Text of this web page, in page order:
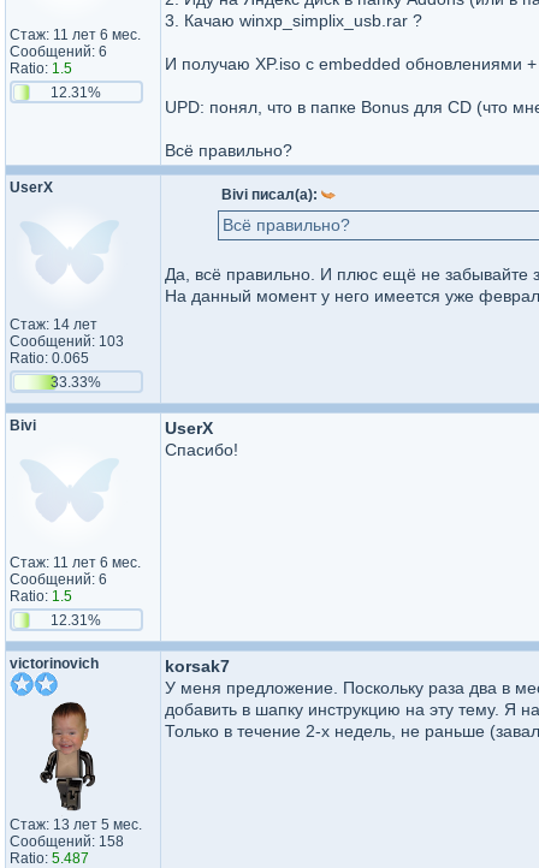
Стаж: 11 лет 6 мес.
Сообщений: 6
Ratio: 1.5
12.31%
3. Качаю winxp_simplix_usb.rar ?
И получаю XP.iso с embedded обновлениями
UPD: понял, что в папке Bonus для CD (что
Всё правильно?
UserX
Стаж: 14 лет
Сообщений: 103
Ratio: 0.065
33.33%
Bivi писал(а):
Всё правильно?
Да, всё правильно. И плюс ещё не забывайте
На данный момент у него имеется уже
Bivi
Стаж: 11 лет 6 мес.
Сообщений: 6
Ratio: 1.5
12.31%
UserX
Спасибо!
victorinovich
Стаж: 13 лет 5 мес.
Сообщений: 158
Ratio: 5.487
korsak7
У меня предложение. Поскольку раза два в
добавить в шапку инструкцию на эту тему. Я
Только в течение 2-х недель, не раньше